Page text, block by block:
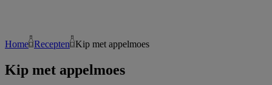
Home Recepten Kip met appelmoes
Kip met appelmoes